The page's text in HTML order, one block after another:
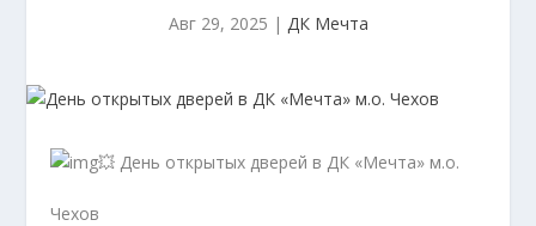
Авг 29, 2025 | ДК Мечта
💥 День открытых дверей в ДК «Мечта» м.о.
Чехов